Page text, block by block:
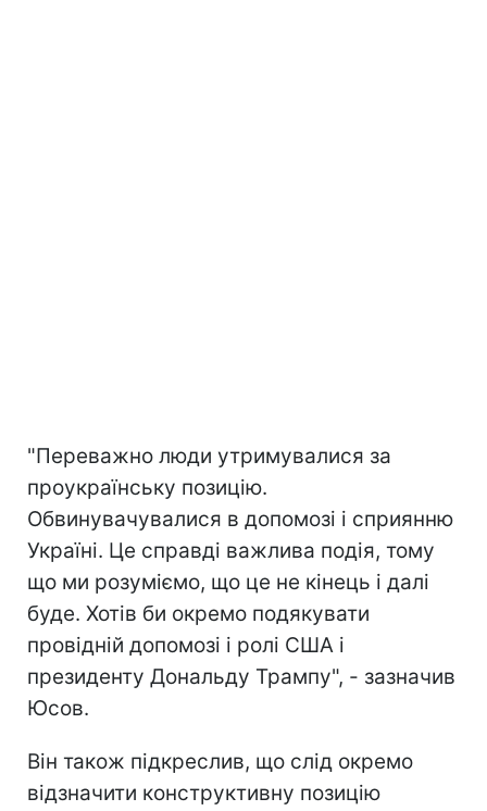
"Переважно люди утримувалися за
проукраїнську позицію.
Обвинувачувалися в допомозі і сприянню
Україні. Це справді важлива подія, тому
що ми розуміємо, що це не кінець і далі
буде. Хотів би окремо подякувати
провідній допомозі і ролі США і
президенту Дональду Трампу", - зазначив
Юсов.
Він також підкреслив, що слід окремо
відзначити конструктивну позицію